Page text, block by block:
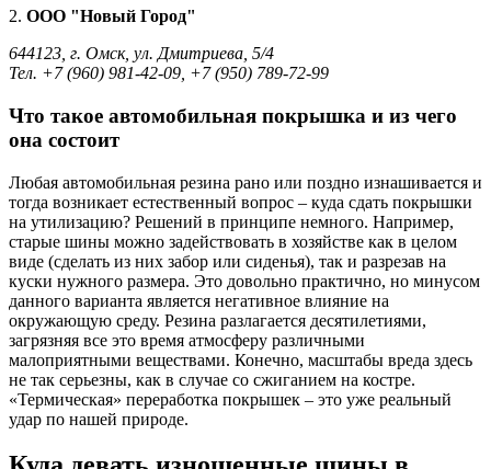
2. ООО "Новый Город"
644123, г. Омск, ул. Дмитриева, 5/4
Тел. +7 (960) 981-42-09, +7 (950) 789-72-99
Что такое автомобильная покрышка и из чего
она состоит
Любая автомобильная резина рано или поздно изнашивается и
тогда возникает естественный вопрос – куда сдать покрышки
на утилизацию? Решений в принципе немного. Например,
старые шины можно задействовать в хозяйстве как в целом
виде (сделать из них забор или сиденья), так и разрезав на
куски нужного размера. Это довольно практично, но минусом
данного варианта является негативное влияние на
окружающую среду. Резина разлагается десятилетиями,
загрязняя все это время атмосферу различными
малоприятными веществами. Конечно, масштабы вреда здесь
не так серьезны, как в случае со сжиганием на костре.
«Термическая» переработка покрышек – это уже реальный
удар по нашей природе.